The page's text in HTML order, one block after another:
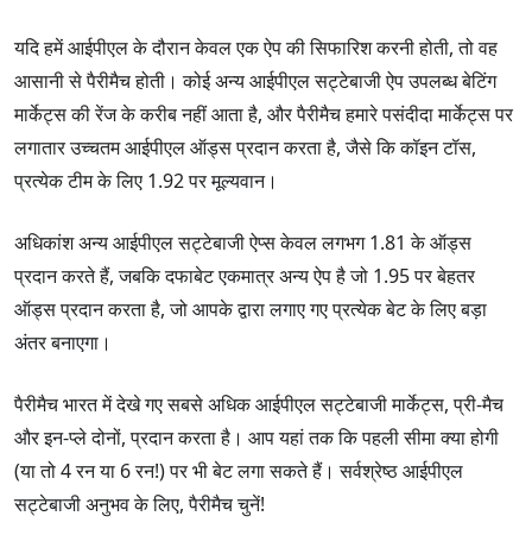
यदि हमें आईपीएल के दौरान केवल एक ऐप की सिफारिश करनी होती, तो वह
आसानी से पैरीमैच होती। कोई अन्य आईपीएल सट्टेबाजी ऐप उपलब्ध बेटिंग
मार्केट्स की रेंज के करीब नहीं आता है, और पैरीमैच हमारे पसंदीदा मार्केट्स पर
लगातार उच्चतम आईपीएल ऑड्स प्रदान करता है, जैसे कि कॉइन टॉस,
प्रत्येक टीम के लिए 1.92 पर मूल्यवान।
अधिकांश अन्य आईपीएल सट्टेबाजी ऐप्स केवल लगभग 1.81 के ऑड्स
प्रदान करते हैं, जबकि दफाबेट एकमात्र अन्य ऐप है जो 1.95 पर बेहतर
ऑड्स प्रदान करता है, जो आपके द्वारा लगाए गए प्रत्येक बेट के लिए बड़ा
अंतर बनाएगा।
पैरीमैच भारत में देखे गए सबसे अधिक आईपीएल सट्टेबाजी मार्केट्स, प्री-मैच
और इन-प्ले दोनों, प्रदान करता है। आप यहां तक कि पहली सीमा क्या होगी
(या तो 4 रन या 6 रन!) पर भी बेट लगा सकते हैं। सर्वश्रेष्ठ आईपीएल
सट्टेबाजी अनुभव के लिए, पैरीमैच चुनें!